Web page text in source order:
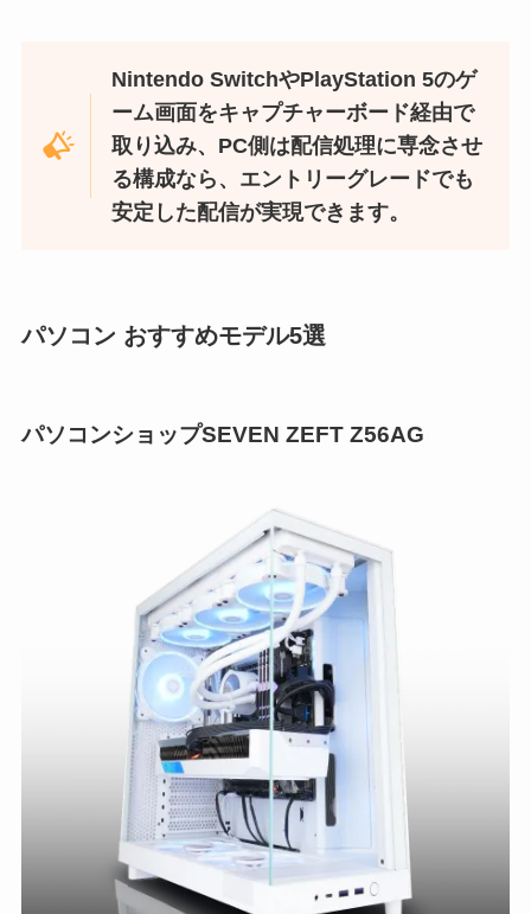
Nintendo SwitchやPlayStation 5のゲ
ーム画面をキャプチャーボード経由で
取り込み、PC側は配信処理に専念させ
る構成なら、エントリーグレードでも
安定した配信が実現できます。
パソコン おすすめモデル5選
パソコンショップSEVEN ZEFT Z56AG